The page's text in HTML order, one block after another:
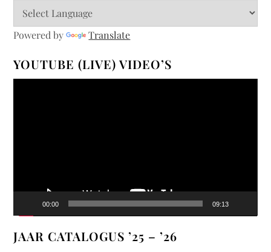
Powered by Translate
YOUTUBE (LIVE) VIDEO’S
00:00 09:13
JAAR CATALOGUS ’25 – ’26